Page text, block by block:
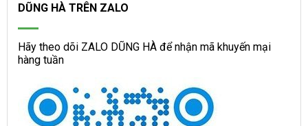
DŨNG HÀ TRÊN ZALO
Hãy theo dõi ZALO DŨNG HÀ để nhận mã khuyến mại
hàng tuần